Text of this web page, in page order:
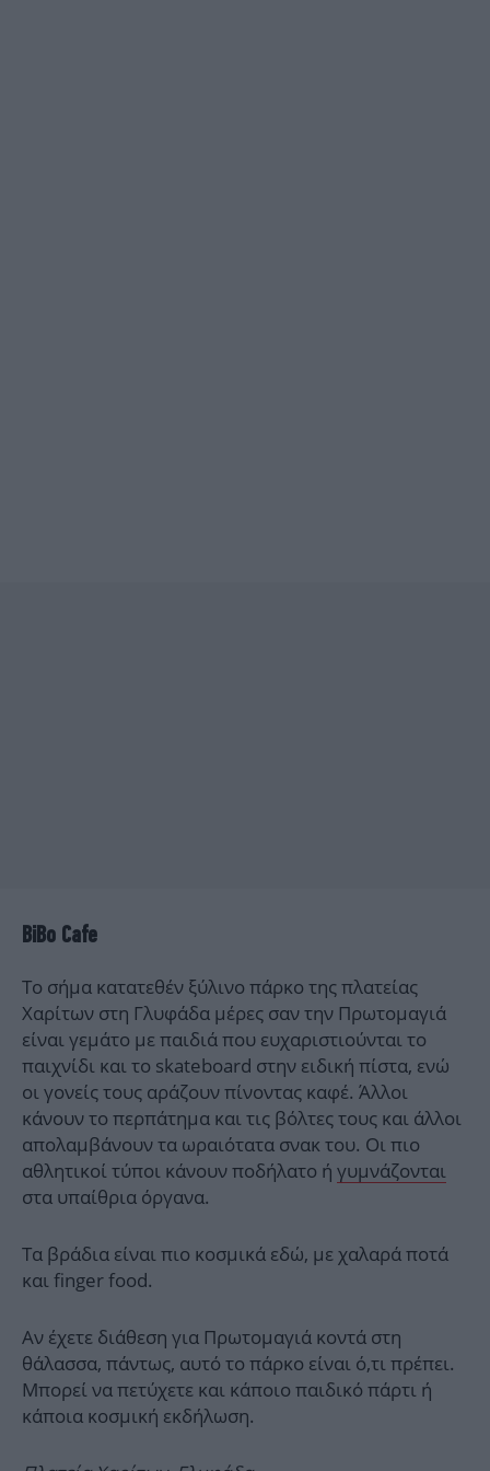
BiBo Cafe
Το σήμα κατατεθέν ξύλινο πάρκο της πλατείας
Χαρίτων στη Γλυφάδα μέρες σαν την Πρωτομαγιά
είναι γεμάτο με παιδιά που ευχαριστιούνται το
παιχνίδι και το skateboard στην ειδική πίστα, ενώ
οι γονείς τους αράζουν πίνοντας καφέ. Άλλοι
κάνουν το περπάτημα και τις βόλτες τους και άλλοι
απολαμβάνουν τα ωραιότατα σνακ του. Οι πιο
αθλητικοί τύποι κάνουν ποδήλατο ή γυμνάζονται
στα υπαίθρια όργανα.
Τα βράδια είναι πιο κοσμικά εδώ, με χαλαρά ποτά
και finger food.
Αν έχετε διάθεση για Πρωτομαγιά κοντά στη
θάλασσα, πάντως, αυτό το πάρκο είναι ό,τι πρέπει.
Μπορεί να πετύχετε και κάποιο παιδικό πάρτι ή
κάποια κοσμική εκδήλωση.